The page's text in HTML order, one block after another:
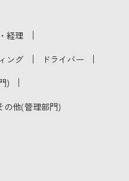
経理 ｜
ング ｜ ドライバー ｜
) ｜
の他(管理部門)